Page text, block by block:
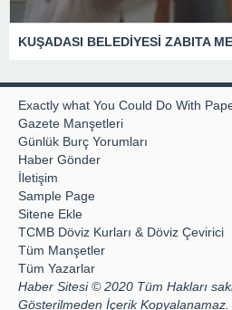
Exactly what You Could Do With
Gazete Manşetleri
Günlük Burç Yorumları
Haber Gönder
İletişim
Sample Page
Sitene Ekle
TCMB Döviz Kurları & Döviz Çevirici
Tüm Manşetler
Tüm Yazarlar
Haber Sitesi © 2020 Tüm Hakları
Gösterilmeden İçerik Kopyalanamaz.